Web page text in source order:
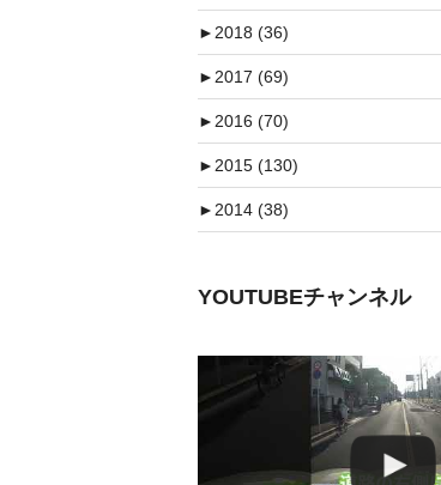
►2018 (36)
►2017 (69)
►2016 (70)
►2015 (130)
►2014 (38)
YOUTUBEチャンネル